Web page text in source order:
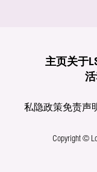
主页关于
私隐政策免责声
Copyright ©